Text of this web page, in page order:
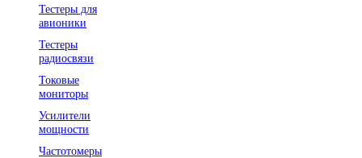
Тестеры для
авионики
Тестеры
радиосвязи
Токовые
мониторы
Усилители
мощности
Частотомеры